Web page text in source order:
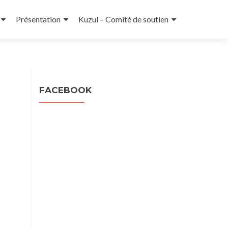
Présentation Kuzul – Comité de soutien
FACEBOOK